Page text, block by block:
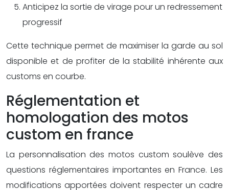
Anticipez la sortie de virage pour un redressement
progressif
Cette technique permet de maximiser la garde au sol
disponible et de profiter de la stabilité inhérente aux
customs en courbe.
Réglementation et
homologation des motos
custom en france
La personnalisation des motos custom soulève des
questions réglementaires importantes en France. Les
modifications apportées doivent respecter un cadre